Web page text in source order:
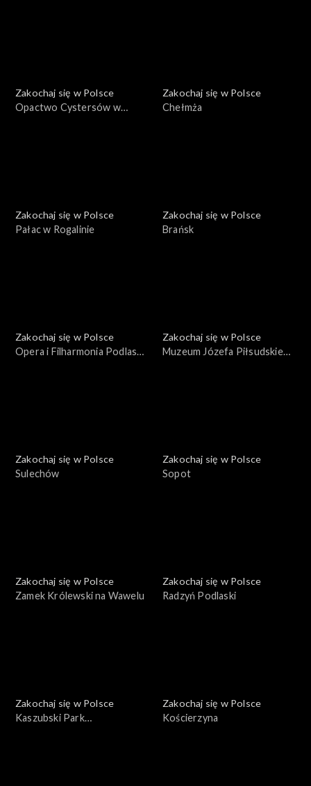
Zakochaj się w Polsce
Opactwo Cystersów w
Zakochaj się w Polsce
Chełmża
Zakochaj się w Polsce
Pałac w Rogalinie
Zakochaj się w Polsce
Brańsk
Zakochaj się w Polsce
Opera i Filharmonia Podlaska
Zakochaj się w Polsce
Muzeum Józefa Piłsudskiego
Zakochaj się w Polsce
Sulechów
Zakochaj się w Polsce
Sopot
Zakochaj się w Polsce
Zamek Królewski na Wawelu
Zakochaj się w Polsce
Radzyń Podlaski
Zakochaj się w Polsce
Kaszubski Park
Zakochaj się w Polsce
Kościerzyna